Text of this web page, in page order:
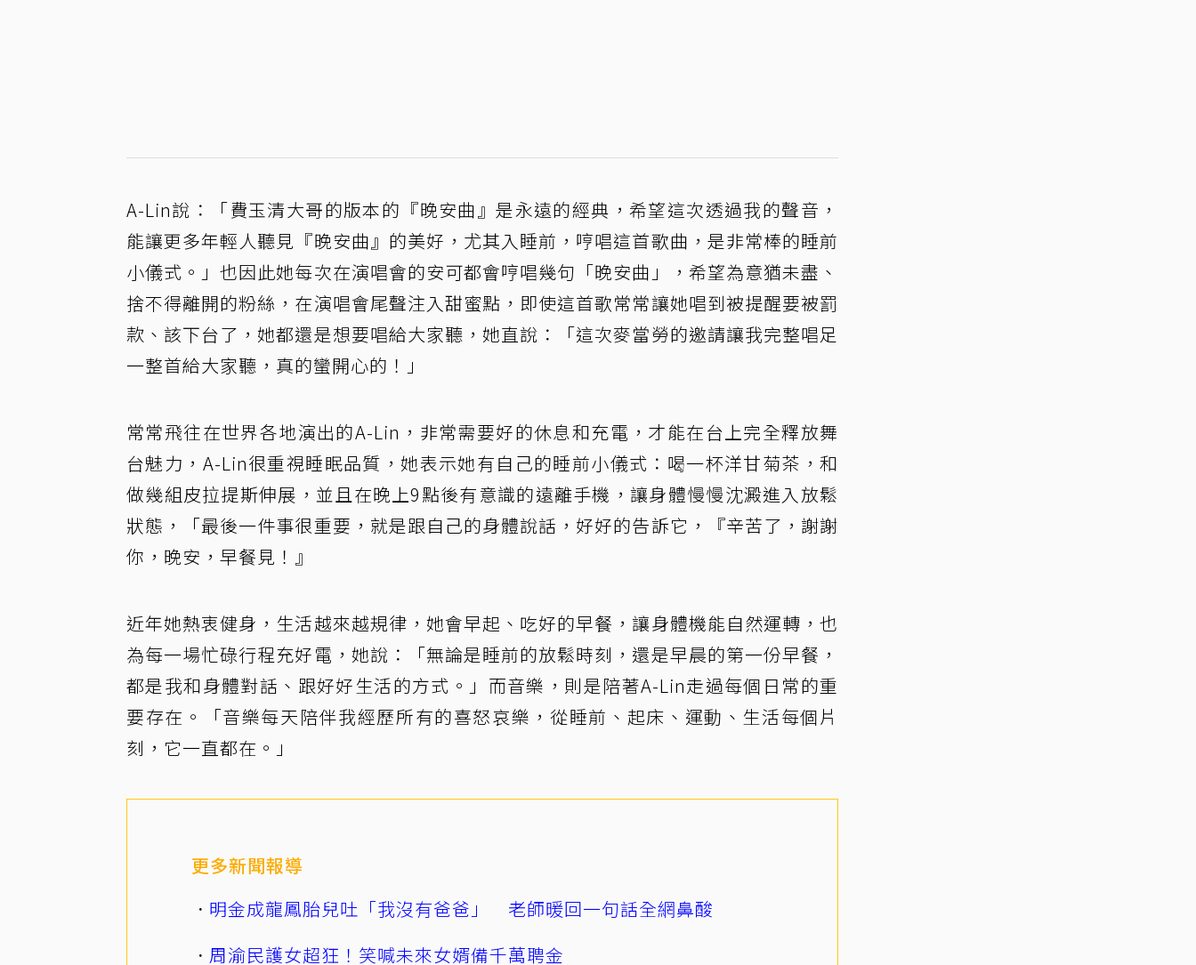
A-Lin說：「費玉清大哥的版本的『晚安曲』是永遠的經典，希望這次透過我的聲音，
能讓更多年輕人聽見『晚安曲』的美好，尤其入睡前，哼唱這首歌曲，是非常棒的睡前
小儀式。」也因此她每次在演唱會的安可都會哼唱幾句「晚安曲」，希望為意猶未盡、
捨不得離開的粉絲，在演唱會尾聲注入甜蜜點，即使這首歌常常讓她唱到被提醒要被罰
款、該下台了，她都還是想要唱給大家聽，她直說：「這次麥當勞的邀請讓我完整唱足
一整首給大家聽，真的蠻開心的！」
常常飛往在世界各地演出的A-Lin，非常需要好的休息和充電，才能在台上完全釋放舞
台魅力，A-Lin很重視睡眠品質，她表示她有自己的睡前小儀式：喝一杯洋甘菊茶，和
做幾組皮拉提斯伸展，並且在晚上9點後有意識的遠離手機，讓身體慢慢沈澱進入放鬆
狀態，「最後一件事很重要，就是跟自己的身體說話，好好的告訴它，『辛苦了，謝謝
你，晚安，早餐見！』
近年她熱衷健身，生活越來越規律，她會早起、吃好的早餐，讓身體機能自然運轉，也
為每一場忙碌行程充好電，她說：「無論是睡前的放鬆時刻，還是早晨的第一份早餐，
都是我和身體對話、跟好好生活的方式。」而音樂，則是陪著A-Lin走過每個日常的重
要存在。「音樂每天陪伴我經歷所有的喜怒哀樂，從睡前、起床、運動、生活每個片
刻，它一直都在。」
更多新聞報導
明金成龍鳳胎兒吐「我沒有爸爸」 老師暖回一句話全網鼻酸
周渝民護女超狂！笑喊未來女婿備千萬聘金